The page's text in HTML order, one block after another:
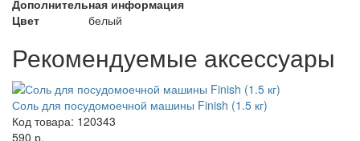
Дополнительная информация
Цвет
белый
Рекомендуемые аксессуары
Соль для посудомоечной машины Finish (1.5 кг)
Код товара: 120343
590 р.